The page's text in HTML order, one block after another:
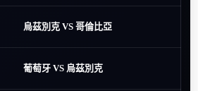
烏茲別克 VS 哥倫比亞
葡萄牙 VS 烏茲別克